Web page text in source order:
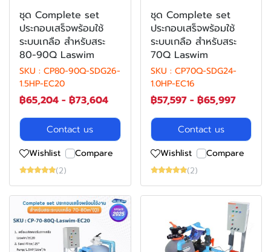
ชุด Complete set
ประกอบเสร็จพร้อมใช้
ระบบเกลือ สําหรับสระ
80-90Q Laswim
SKU : CP80-90Q-SDG26-
1.5HP-EC20
฿65,204 - ฿73,604
Contact us
Wishlist Compare
(2)
ชุด Complete set
ประกอบเสร็จพร้อมใช้
ระบบเกลือ สําหรับสระ
70Q Laswim
SKU : CP70Q-SDG24-
1.0HP-EC16
฿57,597- ฿65,997
Contact us
Wishlist Compare
(2)